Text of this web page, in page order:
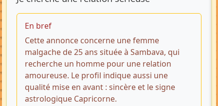
En bref
Cette annonce concerne une femme
malgache de 25 ans située à Sambava, qui
recherche un homme pour une relation
amoureuse. Le profil indique aussi une
qualité mise en avant : sincère et le signe
astrologique Capricorne.